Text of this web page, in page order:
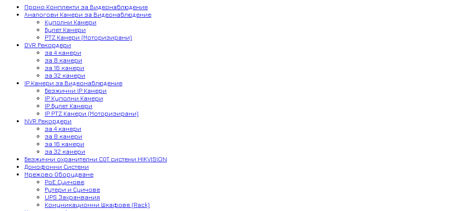
Промо Комплекти за Видеонаблюдение
Аналогови Камери за Видеонаблюдение
Куполни Камери
Булет Камери
PTZ Камери (Моторизирани)
DVR Рекордери
за 4 камери
за 8 камери
за 16 камери
за 32 камери
IP Камери за Видеонаблюдение
Безжични IP Камери
IP Куполни Камери
IP Булет Камери
IP PTZ Камери (Моторизирани)
NVR Рекордери
за 4 камери
за 8 камери
за 16 камери
за 32 камери
Безжични охранителни СОТ системи HIKVISION
Домофонни Системи
Мрежово Оборудване
PoE Суичове
Рутери и Суичове
UPS Захранвания
Комуникационни Шкафове (Rack)